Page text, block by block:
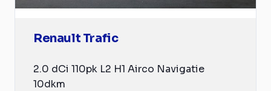
Renault Trafic
2.0 dCi 110pk L2 H1 Airco Navigatie
10dkm